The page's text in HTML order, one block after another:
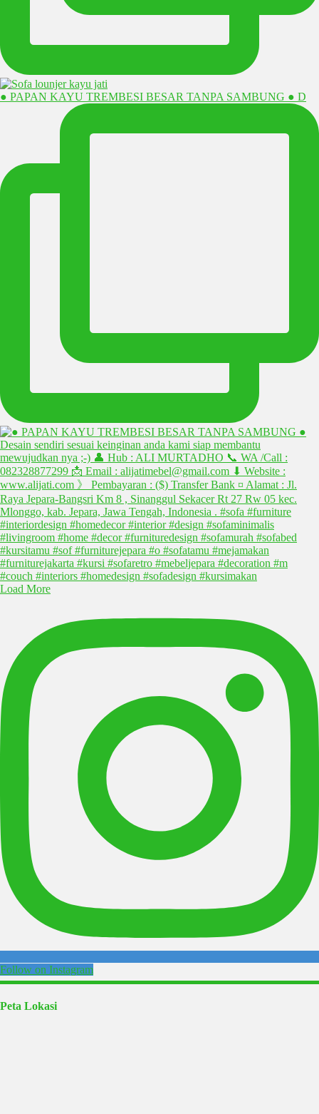
● PAPAN KAYU TREMBESI BESAR TANPA SAMBUNG ● D
Load More
Follow on Instagram
Peta Lokasi